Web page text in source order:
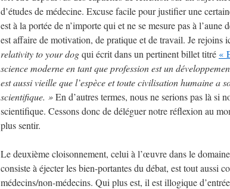
d’études de médecine. Excuse facile pour justifier une
est à la portée de n’importe qui et ne se mesure pas à l’aune
est affaire de motivation, de pratique et de travail. Je rejoins
relativity to your dogqui écrit dans un pertinent billet titré «
science moderne en tant que profession est un
est aussi vieille que l’espèce et toute civilisation humaine a
scientifique. »En d’autres termes, nous ne serions pas là si
scientifique. Cessons donc de déléguer notre réflexion au
plus sentir.
Le deuxième cloisonnement, celui à l’œuvre dans le
consiste à éjecter les bien-portantes du débat, est tout aussi
médecins/non-médecins. Qui plus est, il est illogique